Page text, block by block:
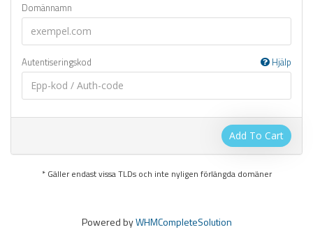
Domännamn
Autentiseringskod Hjälp
Add To Cart
* Gäller endast vissa TLDs och inte nyligen förlängda domäner
Powered byWHMCompleteSolution